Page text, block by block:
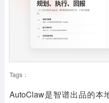
Tags：
AutoClaw是智谱出品的本